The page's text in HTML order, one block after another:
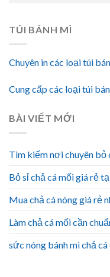
TÚI BÁNH MÌ
Chuyên in các loại túi
Cung cấp các loại túi
BÀI VIẾT MỚI
Tìm kiếm nơi chuyên bỏ
Bỏ sỉ chả cá mối giá rẻ
Mua chả cá nóng giá rẻ
Làm chả cá mối cần
sức nóng bánh mì chả